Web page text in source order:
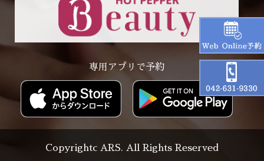
専用アプリで予約
Copyrightc ARS. All Rights Reserved